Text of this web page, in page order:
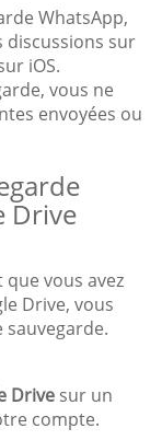
WhatsApp,
discussions sur
iOS.
vous ne
envoyées ou
Drive
vous avez
Drive, vous
Drive sur un
compte.